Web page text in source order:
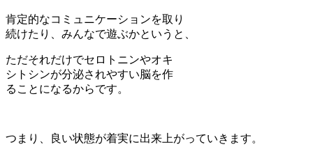
肯定的なコミュニケーションを取り
続けたり、みんなで遊ぶかというと、
ただそれだけでセロトニンやオキ
シトシンが分泌されやすい脳を作
ることになるからです。
つまり、良い状態が着実に出来上がっていきます。